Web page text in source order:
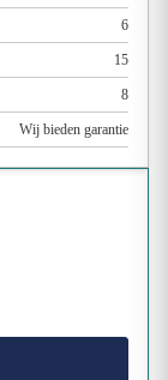
6
15
8
Wij bieden garantie